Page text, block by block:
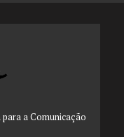
a Comunicação